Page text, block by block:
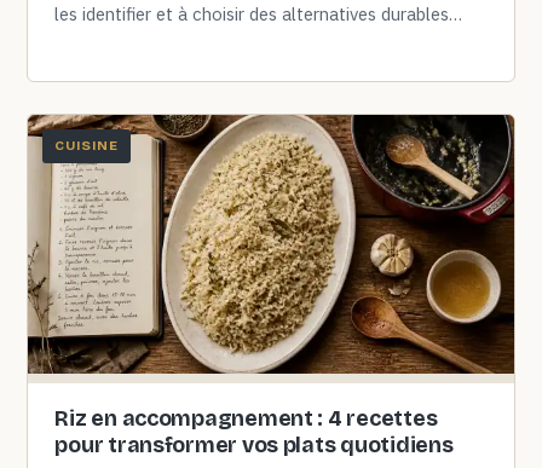
les identifier et à choisir des alternatives durables
CUISINE
Riz en accompagnement : 4 recettes
pour transformer vos plats quotidiens